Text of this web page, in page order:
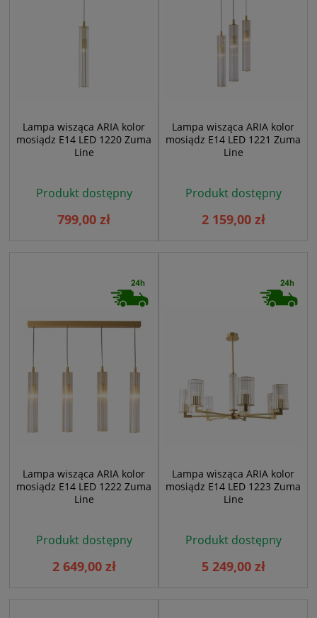
Lampa wisząca ARIA kolor
mosiądz E14 LED 1220 Zuma
Line
Produkt dostępny
799,00 zł
Lampa wisząca ARIA kolor
mosiądz E14 LED 1221 Zuma
Line
Produkt dostępny
2 159,00 zł
Lampa wisząca ARIA kolor
mosiądz E14 LED 1222 Zuma
Line
Produkt dostępny
2 649,00 zł
Lampa wisząca ARIA kolor
mosiądz E14 LED 1223 Zuma
Line
Produkt dostępny
5 249,00 zł